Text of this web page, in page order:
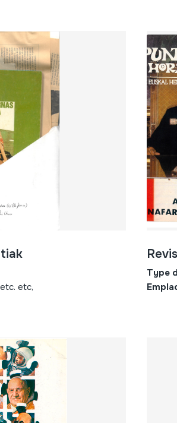
etc,
Type